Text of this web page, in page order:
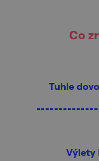
Co
Tuhle
Výlety